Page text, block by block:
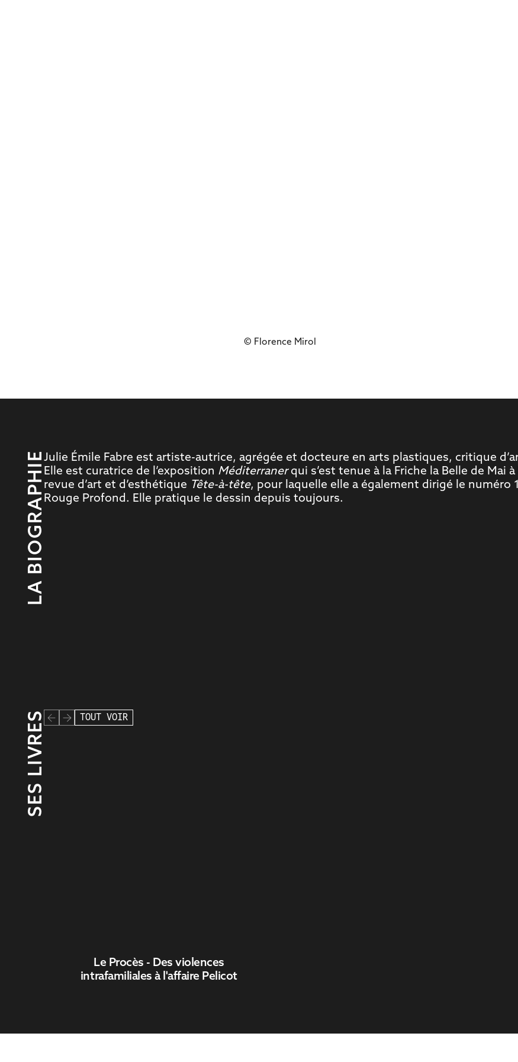
© Florence Mirol
LA BIOGRAPHIEJulie Émile Fabre est artiste-autrice, agrégée et docteure en arts plastiques, critique
Elle est curatrice de l’exposition Méditerranerqui s’est tenue à la Friche la Belle de Mai
revue d’art et d’esthétique Tête-à-tête, pour laquelle elle a également dirigé le numéro
Rouge Profond. Elle pratique le dessin depuis toujours.
SES LIVRES TOUT VOIR
Le Procès - Des violences
intrafamiliales à l'affaire Pelicot